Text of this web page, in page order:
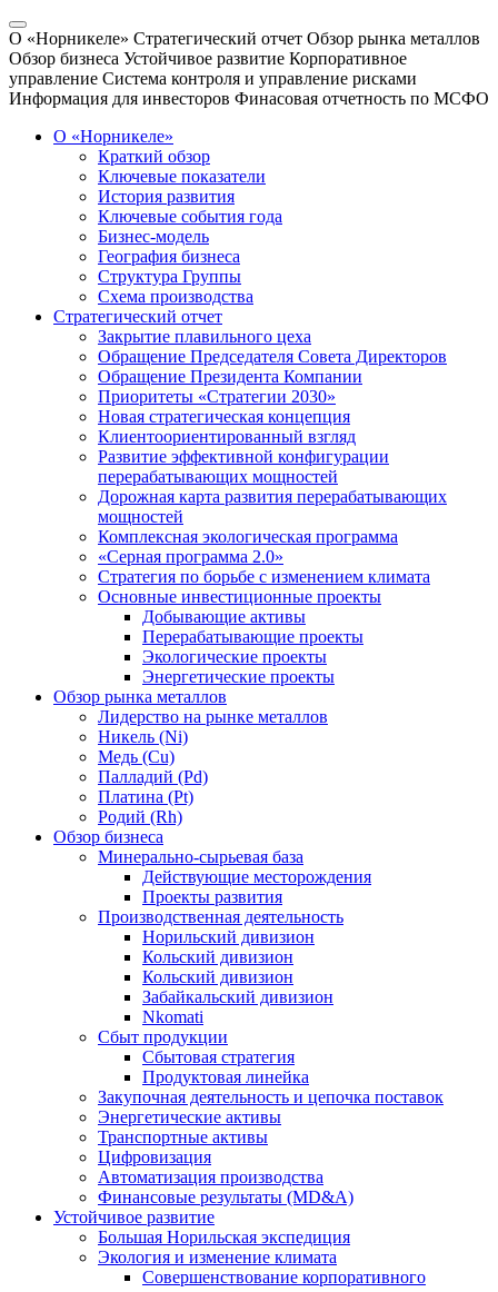
О «Норникеле» Стратегический отчет Обзор рынка металлов
Обзор бизнеса Устойчивое развитие Корпоративное
управление Система контроля и управление рисками
Информация для инвесторов Финасовая отчетность по МСФО
О «Норникеле»
Краткий обзор
Ключевые показатели
История развития
Ключевые события года
Бизнес-модель
География бизнеса
Структура Группы
Схема производства
Стратегический отчет
Закрытие плавильного цеха
Обращение Председателя Совета Директоров
Обращение Президента Компании
Приоритеты «Стратегии 2030»
Новая стратегическая концепция
Клиентоориентированный взгляд
Развитие эффективной конфигурации
перерабатывающих мощностей
Дорожная карта развития перерабатывающих
мощностей
Комплексная экологическая программа
«Серная программа 2.0»
Стратегия по борьбе с изменением климата
Основные инвестиционные проекты
Добывающие активы
Перерабатывающие проекты
Экологические проекты
Энергетические проекты
Обзор рынка металлов
Лидерство на рынке металлов
Никель (Ni)
Медь (Cu)
Палладий (Pd)
Платина (Pt)
Родий (Rh)
Обзор бизнеса
Минерально-сырьевая база
Действующие месторождения
Проекты развития
Производственная деятельность
Норильский дивизион
Кольский дивизион
Кольский дивизион
Забайкальский дивизион
Nkomati
Сбыт продукции
Сбытовая стратегия
Продуктовая линейка
Закупочная деятельность и цепочка поставок
Энергетические активы
Транспортные активы
Цифровизация
Автоматизация производства
Финансовые результаты (MD&A)
Устойчивое развитие
Большая Норильская экспедиция
Экология и изменение климата
Совершенствование корпоративного